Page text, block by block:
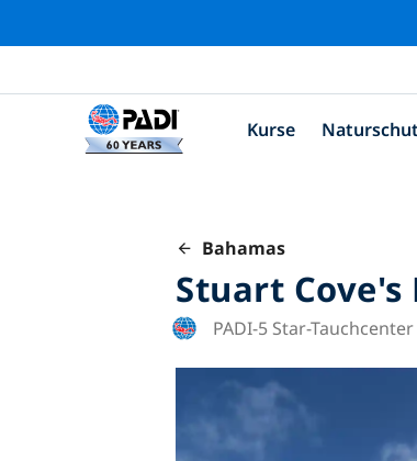
Kurse
Bahamas
Stuart Cove's
PADI-5 Star-Tauchcenter